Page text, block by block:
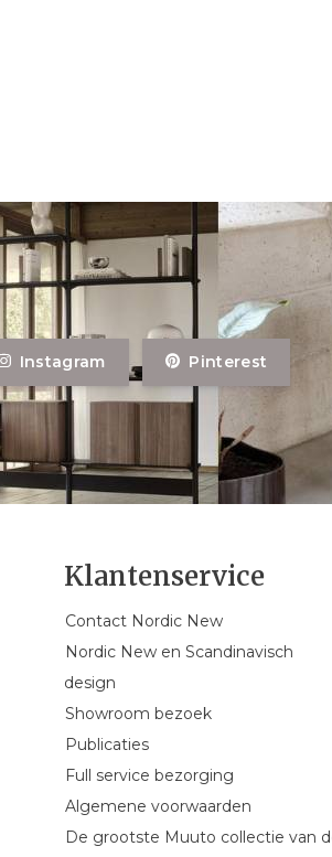
Instagram Pinterest
Klantenservice
Contact Nordic New
Nordic New en Scandinavisch
design
Showroom bezoek
Publicaties
Full service bezorging
Algemene voorwaarden
De grootste Muuto collectie van